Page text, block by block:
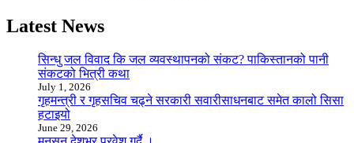
Latest News
सिन्धु जल विवाद कि जल व्यवस्थापनको संकट? पाकिस्तानको पानी
संकटको भित्री कथा
July 1, 2026
गृहमन्त्री र गृहसचिव चढ्ने सरकारी सवारीसाधनबाट समेत कालो सिसा
हटाइयो
June 29, 2026